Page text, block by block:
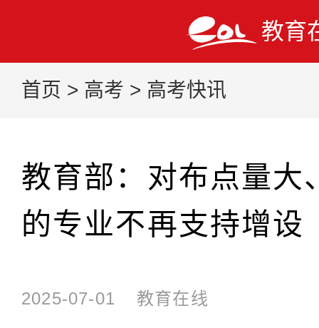
教育
首页 > 高考 > 高考快讯
教育部：对布点量大
的专业不再支持增设
2025-07-01 教育在线